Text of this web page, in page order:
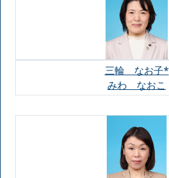
三輪 なお子*
みわ なおこ